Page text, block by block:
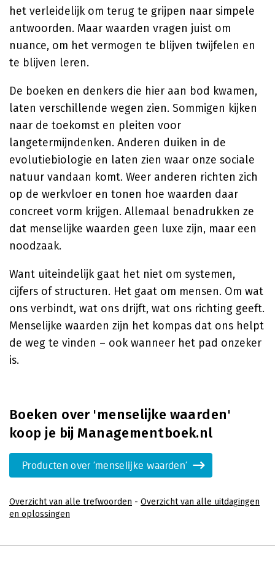
het verleidelijk om terug te grijpen naar simpele
antwoorden. Maar waarden vragen juist om
nuance, om het vermogen te blijven twijfelen en
te blijven leren.
De boeken en denkers die hier aan bod kwamen,
laten verschillende wegen zien. Sommigen kijken
naar de toekomst en pleiten voor
langetermijndenken. Anderen duiken in de
evolutiebiologie en laten zien waar onze sociale
natuur vandaan komt. Weer anderen richten zich
op de werkvloer en tonen hoe waarden daar
concreet vorm krijgen. Allemaal benadrukken ze
dat menselijke waarden geen luxe zijn, maar een
noodzaak.
Want uiteindelijk gaat het niet om systemen,
cijfers of structuren. Het gaat om mensen. Om wat
ons verbindt, wat ons drijft, wat ons richting geeft.
Menselijke waarden zijn het kompas dat ons helpt
de weg te vinden – ook wanneer het pad onzeker
is.
Boeken over 'menselijke waarden'
koop je bij Managementboek.nl
Producten over 'menselijke waarden'
Overzicht van alle trefwoorden - Overzicht van alle uitdagingen
en oplossingen